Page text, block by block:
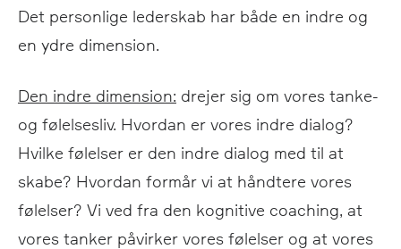
Det personlige lederskab har både en indre og
en ydre dimension.
Den indre dimension: drejer sig om vores tanke-
og følelsesliv. Hvordan er vores indre dialog?
Hvilke følelser er den indre dialog med til at
skabe? Hvordan formår vi at håndtere vores
følelser? Vi ved fra den kognitive coaching, at
vores tanker påvirker vores følelser og at vores